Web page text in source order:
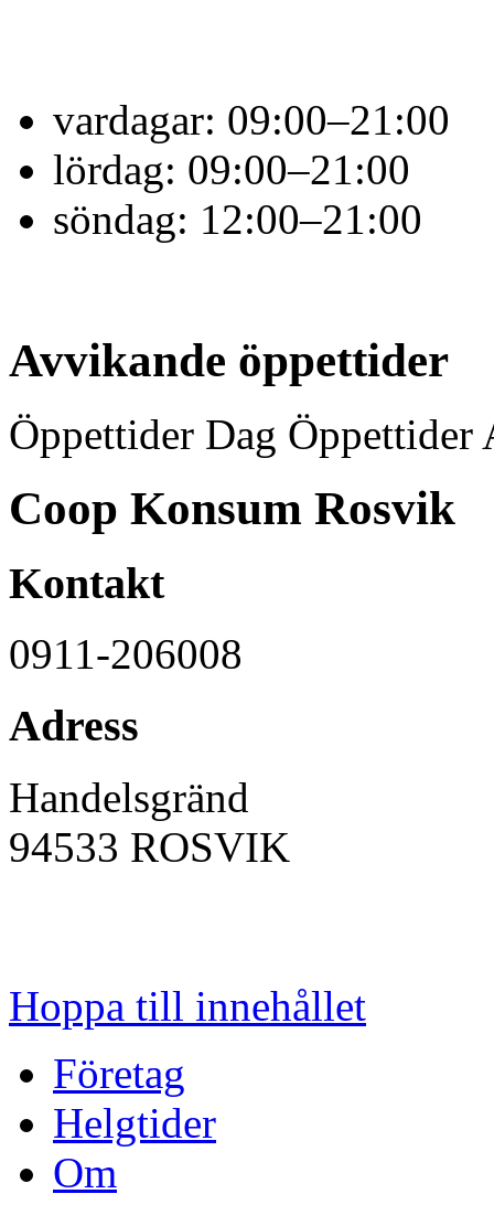
vardagar: 09:00–21:00
lördag: 09:00–21:00
söndag: 12:00–21:00
Avvikande öppettider
Öppettider Dag
Coop Konsum Rosvik
Kontakt
0911-206008
Adress
Handelsgränd
94533 ROSVIK
Hoppa till innehållet
Företag
Helgtider
Om